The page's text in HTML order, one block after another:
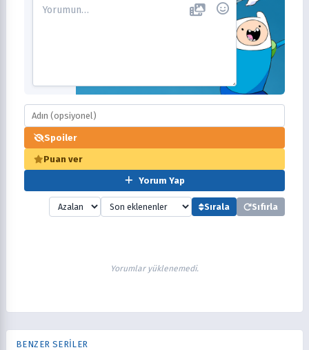
Spoiler
Puan ver
Yorum Yap
Sırala Sıfırla
Yorumlar yüklenemedi.
BENZER SERİLER